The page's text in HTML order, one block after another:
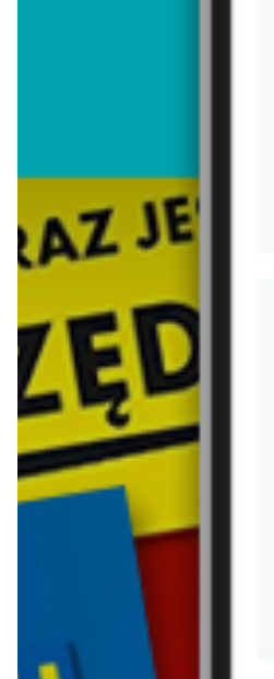
Trafiłeś na
Zobacz aktualne
już za 7 dni
Lidl
WIĘCEJ GAZETEK